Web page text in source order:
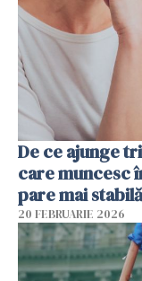
De ce ajunge
care muncesc
pare mai
20 FEBRUARIE 2026